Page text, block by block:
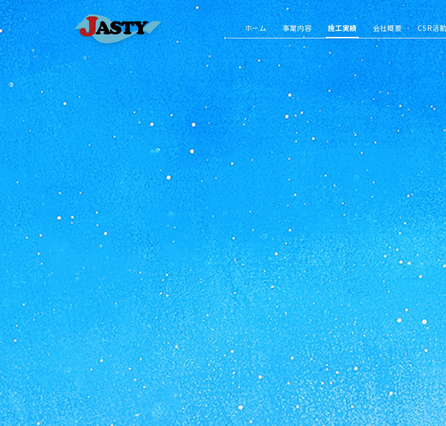
ホーム 事業内容 施工実績 会社概要 CSR活